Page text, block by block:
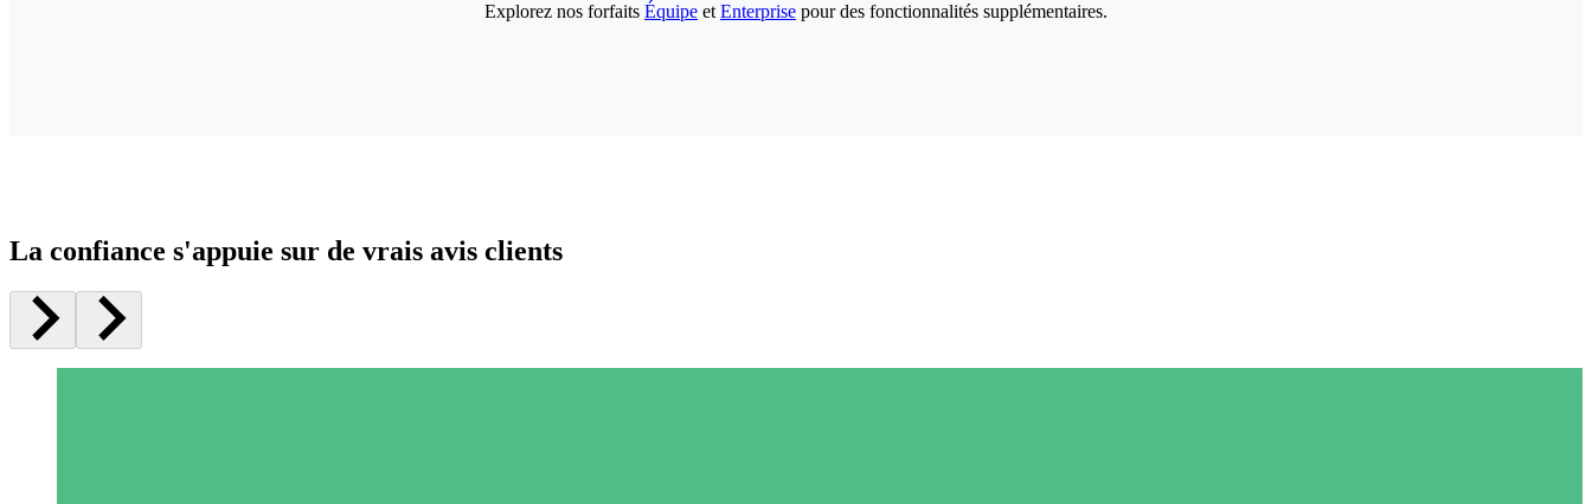
Explorez nos forfaits Équipe et Enterprise pour des fonctionnalités supplémentaires.
La confiance s'appuie sur de vrais avis clients